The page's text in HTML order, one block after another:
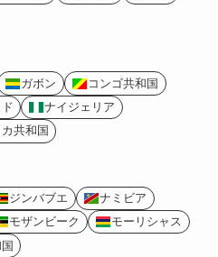
ガボン
コンゴ共和国
ナイジェリア
共和国
ジンバブエ
ナミビア
モザンビーク
モーリシャス